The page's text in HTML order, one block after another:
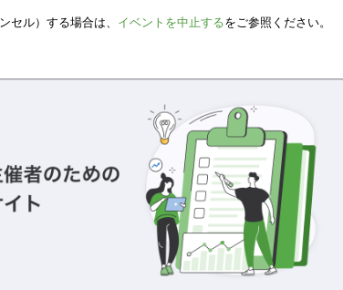
ル）する場合は、 イベントを中止するをご参照ください。